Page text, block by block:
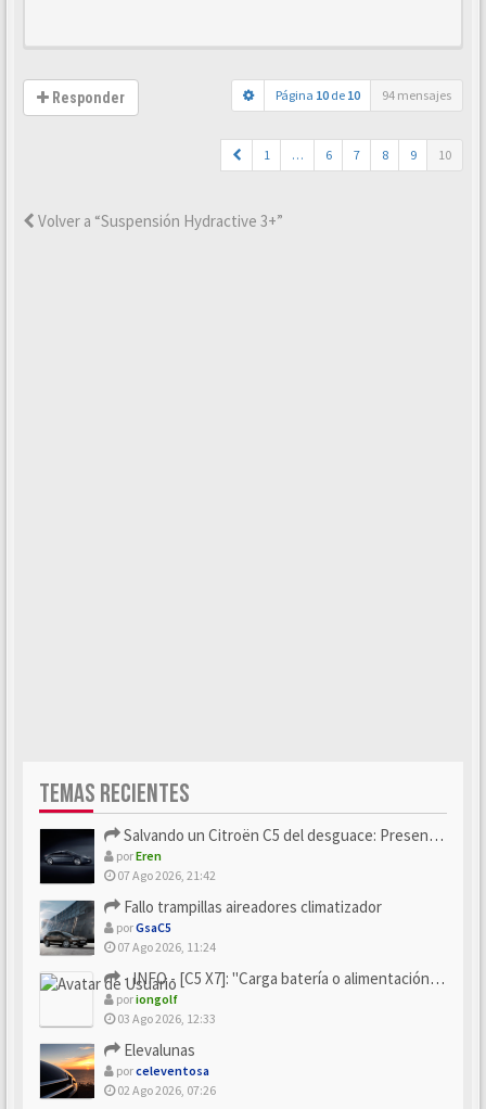
Responder Página 10 de 10 94 mensajes
1 … 6 7 8 9 10
Volver a “Suspensión Hydractive 3+”
TEMAS RECIENTES
Salvando un Citroën C5 del desguace: Presentación y seguimiento
porEren
07 Ago 2026, 21:42
Fallo trampillas aireadores climatizador
porGsaC5
07 Ago 2026, 11:24
- INFO - [C5 X7]: "Carga batería o alimentación eléctri...
poriongolf
03 Ago 2026, 12:33
Elevalunas
porceleventosa
02 Ago 2026, 07:26